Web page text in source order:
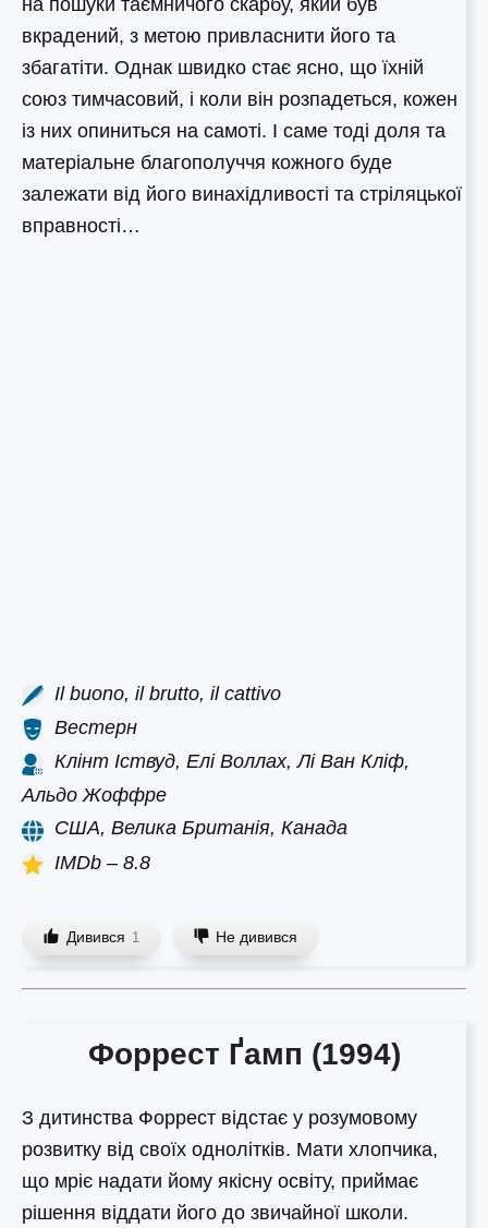
на пошуки таємничого скарбу, який був
вкрадений, з метою привласнити його та
збагатіти. Однак швидко стає ясно, що їхній
союз тимчасовий, і коли він розпадеться, кожен
із них опиниться на самоті. І саме тоді доля та
матеріальне благополуччя кожного буде
залежати від його винахідливості та стріляцької
вправності…
Il buono, il brutto, il cattivo
Вестерн
Клінт Іствуд, Елі Воллах, Лі Ван Кліф,
Альдо Жоффре
США, Велика Британія, Канада
IMDb – 8.8
Дивився 1 Не дивився
Форрест Ґамп (1994)
З дитинства Форрест відстає у розумовому
розвитку від своїх однолітків. Мати хлопчика,
що мріє надати йому якісну освіту, приймає
рішення віддати його до звичайної школи.